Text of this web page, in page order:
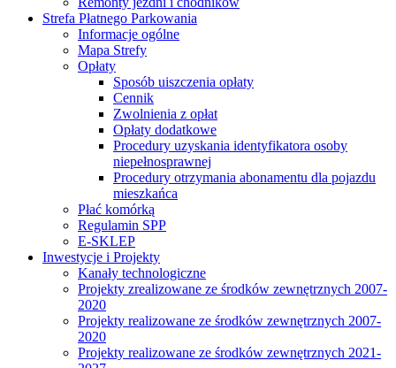
Strefa Płatnego Parkowania
Informacje ogólne
Mapa Strefy
Opłaty
Sposób uiszczenia opłaty
Cennik
Zwolnienia z opłat
Opłaty dodatkowe
Procedury uzyskania identyfikatora osoby
niepełnosprawnej
Procedury otrzymania abonamentu dla pojazdu
mieszkańca
Płać komórką
Regulamin SPP
E-SKLEP
Inwestycje i Projekty
Kanały technologiczne
Projekty zrealizowane ze środków zewnętrznych 2007-
2020
Projekty realizowane ze środków zewnętrznych 2007-
2020
Projekty realizowane ze środków zewnętrznych 2021-